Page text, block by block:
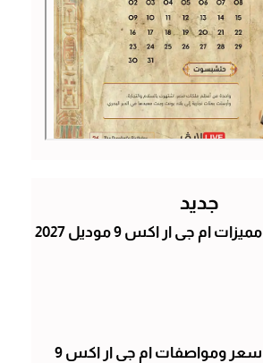
جديد
مميزات ام جى ار اكس 9 موديل 2027
سعر ومواصفات ام جى ار اكس 9